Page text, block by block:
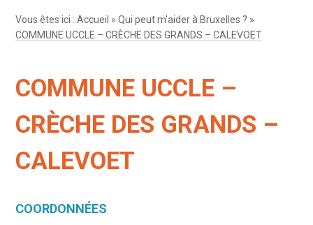
Vous êtes ici :Accueil »Qui peut m’aider à Bruxelles ? »
COMMUNE UCCLE – CRÈCHE DES GRANDS – CALEVOET
COMMUNE UCCLE –
CRÈCHE DES GRANDS –
CALEVOET
COORDONNÉES